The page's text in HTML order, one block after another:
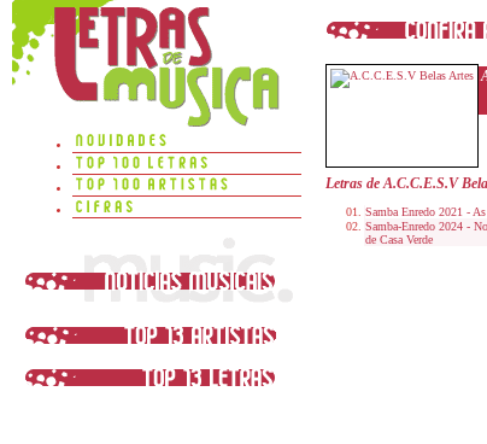
Letras de A.C.C.E.S.V
Samba Enredo 2021 -
Samba-Enredo 2024 -
de Casa Verde